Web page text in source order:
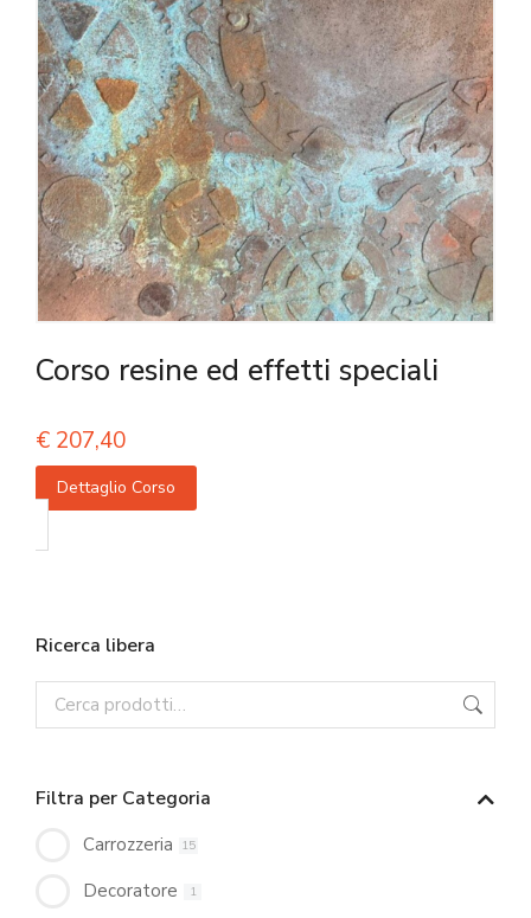
Corso resine ed effetti speciali
€ 207,40
Dettaglio Corso
Ricerca libera
Filtra per Categoria
Carrozzeria 15
Decoratore 1